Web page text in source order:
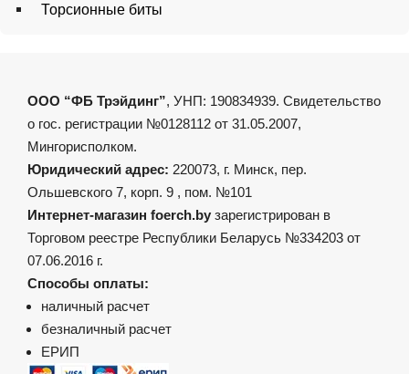
Торсионные биты
ООО “ФБ Трэйдинг”, УНП: 190834939. Свидетельство
о гос. регистрации №0128112 от 31.05.2007,
Мингорисполком.
Юридический адрес: 220073, г. Минск, пер.
Ольшевского 7, корп. 9 , пом. №101
Интернет-магазин foerch.by зарегистрирован в
Торговом реестре Республики Беларусь №334203 от
07.06.2016 г.
Способы оплаты:
наличный расчет
безналичный расчет
ЕРИП